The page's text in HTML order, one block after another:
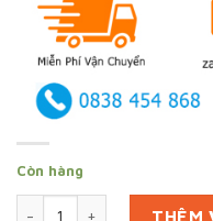
Còn hàng
In 10000 túi đựng bánh
THÊM